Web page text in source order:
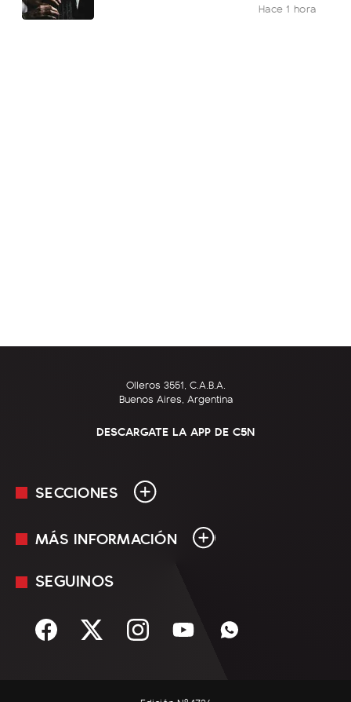
Hace 1 hora
Olleros 3551, C.A.B.A.
Buenos Aires, Argentina
DESCARGATE LA APP DE C5N
SECCIONES
En Vivo
Sociedad
MÁS INFORMACIÓN
Mediakit
Términos y condiciones
SEGUINOS